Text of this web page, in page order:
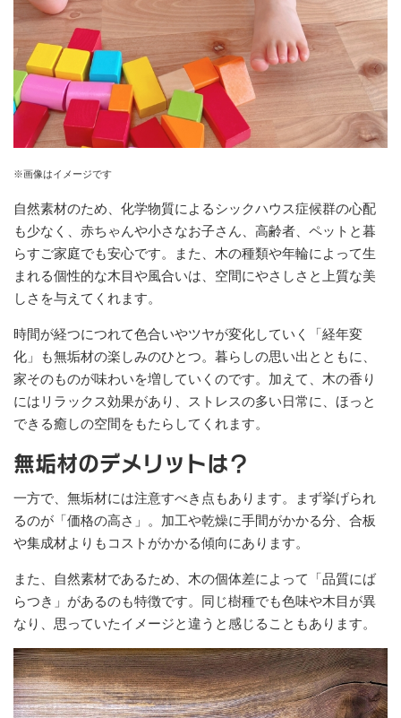
※画像はイメージです
自然素材のため、化学物質によるシックハウス症候群の心配
も少なく、赤ちゃんや小さなお子さん、高齢者、ペットと暮
らすご家庭でも安心です。また、木の種類や年輪によって生
まれる個性的な木目や風合いは、空間にやさしさと上質な美
しさを与えてくれます。
時間が経つにつれて色合いやツヤが変化していく「経年変
化」も無垢材の楽しみのひとつ。暮らしの思い出とともに、
家そのものが味わいを増していくのです。加えて、木の香り
にはリラックス効果があり、ストレスの多い日常に、ほっと
できる癒しの空間をもたらしてくれます。
無垢材のデメリットは？
一方で、無垢材には注意すべき点もあります。まず挙げられ
るのが「価格の高さ」。加工や乾燥に手間がかかる分、合板
や集成材よりもコストがかかる傾向にあります。
また、自然素材であるため、木の個体差によって「品質にば
らつき」があるのも特徴です。同じ樹種でも色味や木目が異
なり、思っていたイメージと違うと感じることもあります。